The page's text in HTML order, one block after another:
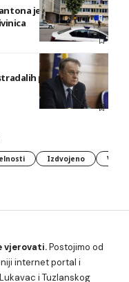
je podiglo
planinara,
Izdvojeno
vjerovati.Postojimo od
internet portal i
i Tuzlanskog